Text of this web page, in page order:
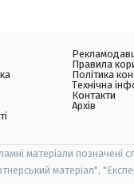
Правила
Політика
Технічна
Контакти
Архів
матеріали позначені
матеріал",